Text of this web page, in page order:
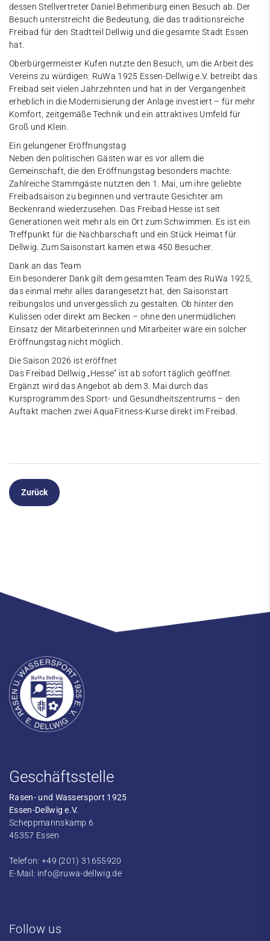
dessen Stellvertreter Daniel Behmenburg einen Besuch ab. Der
Besuch unterstreicht die Bedeutung, die das traditionsreiche
Freibad für den Stadtteil Dellwig und die gesamte Stadt Essen
hat.
Oberbürgermeister Kufen nutzte den Besuch, um die Arbeit des
Vereins zu würdigen: RuWa 1925 Essen-Dellwig e.V. betreibt das
Freibad seit vielen Jahrzehnten und hat in der Vergangenheit
erheblich in die Modernisierung der Anlage investiert – für mehr
Komfort, zeitgemäße Technik und ein attraktives Umfeld für
Groß und Klein.
Ein gelungener Eröffnungstag
Neben den politischen Gästen war es vor allem die
Gemeinschaft, die den Eröffnungstag besonders machte:
Zahlreiche Stammgäste nutzten den 1. Mai, um ihre geliebte
Freibadsaison zu beginnen und vertraute Gesichter am
Beckenrand wiederzusehen. Das Freibad Hesse ist seit
Generationen weit mehr als ein Ort zum Schwimmen. Es ist ein
Treffpunkt für die Nachbarschaft und ein Stück Heimat für
Dellwig. Zum Saisonstart kamen etwa 450 Besucher.
Dank an das Team
Ein besonderer Dank gilt dem gesamten Team des RuWa 1925,
das einmal mehr alles darangesetzt hat, den Saisonstart
reibungslos und unvergesslich zu gestalten. Ob hinter den
Kulissen oder direkt am Becken – ohne den unermüdlichen
Einsatz der Mitarbeiterinnen und Mitarbeiter wäre ein solcher
Eröffnungstag nicht möglich.
Die Saison 2026 ist eröffnet
Das Freibad Dellwig „Hesse” ist ab sofort täglich geöffnet.
Ergänzt wird das Angebot ab dem 3. Mai durch das
Kursprogramm des Sport- und Gesundheitszentrums – den
Auftakt machen zwei AquaFitness-Kurse direkt im Freibad.
Zurück
Geschäftsstelle
Rasen- und Wassersport 1925
Essen-Dellwig e.V.
Scheppmannskamp 6
45357 Essen
Telefon: +49 (201) 31655920
E-Mail: info@ruwa-dellwig.de
Follow us